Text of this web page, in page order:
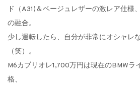
ド（A31)＆ベージュレザーの激レア仕様
の融合。
少し運転したら、自分が非常にオシャレ
（笑）。
M6カブリオレ1,700万円は現在のBMWラ
格、